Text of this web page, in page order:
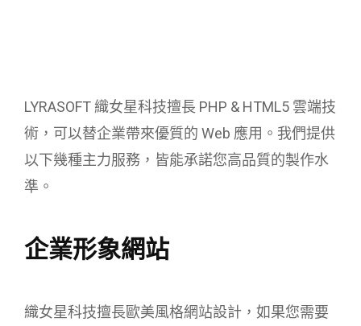
LYRASOFT 織女星科技擅長 PHP & HTML5 雲端技
術，可以替企業帶來優質的 Web 應用。我們提供
以下幾種主力服務，皆能承諾您高品質的製作水
準。
企業形象網站
織女星科技擅長歐美風格網站設計，如果您需要